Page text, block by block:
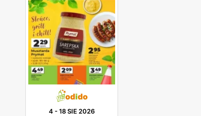
także inicjatywy proekologiczne, takie jak
produkty ekologiczne i organiczne, które
jakość produktów, atrakcyjne
gazetkom promocyjnym, klienci mogą na
gdzie każdy klient znajdzie coś dla siebie,
satysfakcjonujące.
4 -18 SIE 2026